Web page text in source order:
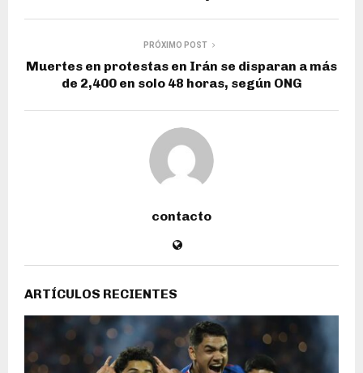
PRÓXIMO POST
Muertes en protestas en Irán se disparan a más
de 2,400 en solo 48 horas, según ONG
contacto
ARTÍCULOS RECIENTES